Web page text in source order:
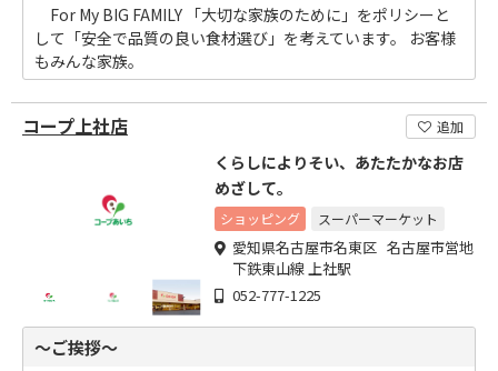
For My BIG FAMILY 「大切な家族のために」をポリシーと
して「安全で品質の良い食材選び」を考えています。 お客様
もみんな家族。
コープ上社店 追加
くらしによりそい、あたたかなお店
めざして。
ショッピング スーパーマーケット
愛知県名古屋市名東区 名古屋市営地
下鉄東山線 上社駅
052-777-1225
～ご挨拶～